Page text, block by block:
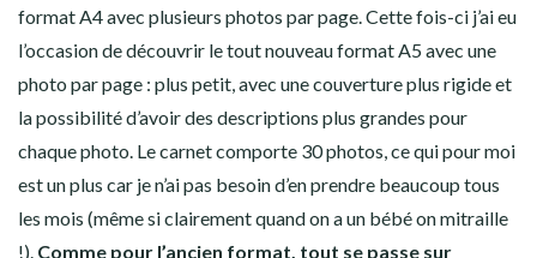
format A4 avec plusieurs photos par page. Cette fois-ci j’ai eu
l’occasion de découvrir le tout nouveau format A5 avec une
photo par page : plus petit, avec une couverture plus rigide et
la possibilité d’avoir des descriptions plus grandes pour
chaque photo. Le carnet comporte 30 photos, ce qui pour moi
est un plus car je n’ai pas besoin d’en prendre beaucoup tous
les mois (même si clairement quand on a un bébé on mitraille
!). Comme pour l’ancien format, tout se passe sur